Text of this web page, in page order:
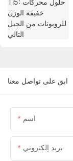
ابق على تواصل معنا
اسم
بريد إلكتروني